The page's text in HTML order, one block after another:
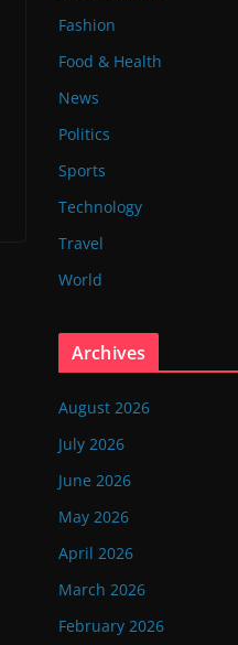
Fashion
Food & Health
News
Politics
Sports
Technology
Travel
World
Archives
August 2026
July 2026
June 2026
May 2026
April 2026
March 2026
February 2026